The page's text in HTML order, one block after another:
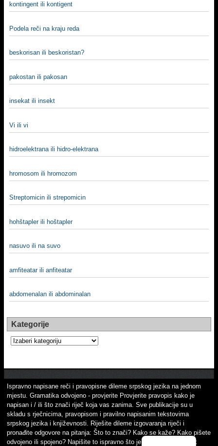
kontingent ili kontigent
Podela reči na kraju reda
beskorisan ili beskoristan?
pakostan ili pakosan
insekat ili insekt
Vi ili vi
hidroelektrana ili hidro-elektrana
hromosom ili hromozom
Streptomicin ili strepomicin
hohštapler ili hoštapler
nasuvo ili na suvo
amfiteatar ili anfiteatar
abdomenalan ili abdominalan
Kategorije
Kategorije
Ispravno napisane reči i pravopisne dileme srpskog jezika na jednom
mjestu. Gramatika odvojeno - provjerite Provjerite pravopis kako je
napisan i / ili što znači riječ koja vas zanima. Sve publikacije su u
skladu s rječnicima, pravopisom i pravilno napisanim tekstovima
srpskog jezika i književnosti. Riješite dileme izgovaranja riječi i
pronađite odgovore na pitanja: Što to znači? Kako se kaže? Kako pišete
odvojeno ili spojeno? Napišite to ispravno što je važno! Srpski jezik